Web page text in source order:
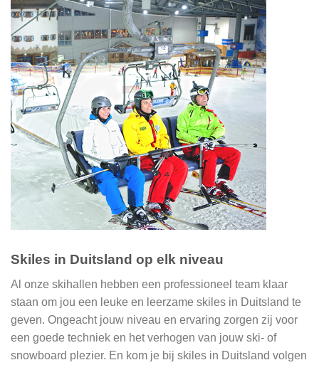
Skiles in Duitsland op elk niveau
Al onze skihallen hebben een professioneel team klaar
staan om jou een leuke en leerzame skiles in Duitsland te
geven. Ongeacht jouw niveau en ervaring zorgen zij voor
een goede techniek en het verhogen van jouw ski- of
snowboard plezier. En kom je bij skiles in Duitsland volgen